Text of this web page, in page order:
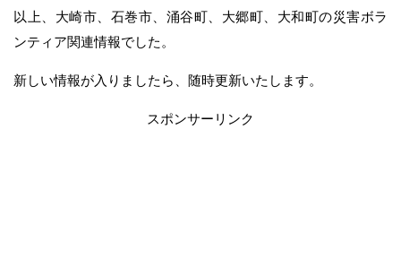
以上、大崎市、石巻市、涌谷町、大郷町、大和町の災害ボラ
ンティア関連情報でした。
新しい情報が入りましたら、随時更新いたします。
スポンサーリンク